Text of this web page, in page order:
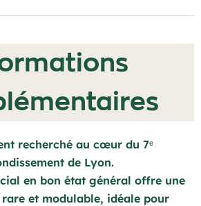
recherché au cœur du 7ᵉ
de Lyon.
en bon état général offre une
et modulable, idéale pour